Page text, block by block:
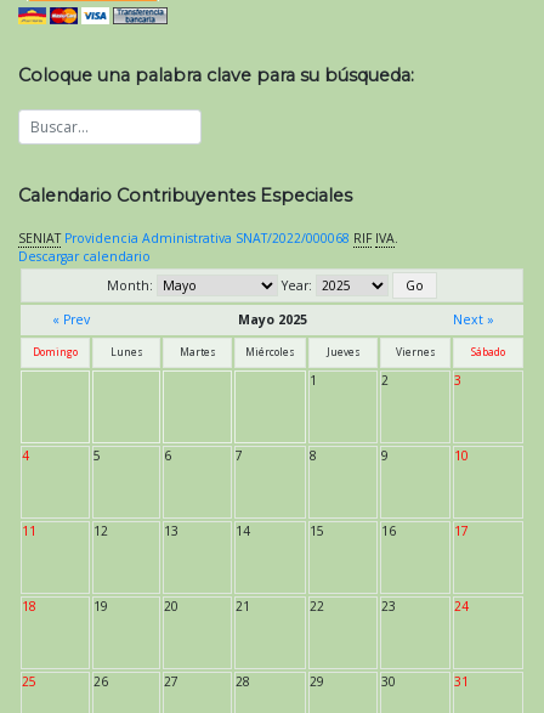
Coloque una palabra clave para su búsqueda:
Calendario Contribuyentes Especiales
SENIAT Providencia Administrativa SNAT/2022/000068 RIF IVA.
Descargar calendario
Month:
Year:
« Prev
Mayo 2025 Next »
Domingo Lunes Martes Miércoles Jueves Viernes Sábado
1 2 3
4 5 6 7 8 9 10
11 12 13 14 15 16 17
18 19 20 21 22 23 24
25 26 27 28 29 30 31